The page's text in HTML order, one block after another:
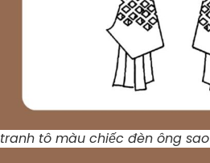
tranh tô màu chiếc đèn ông sao